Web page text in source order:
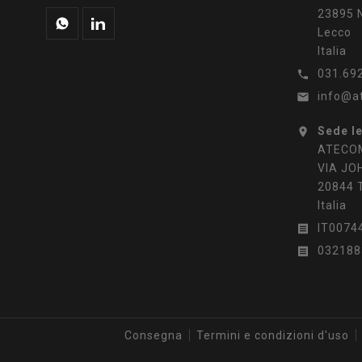
23895
Lecco
Italia



Sede
VIA
20844
Italia


Consegna Termini e condizioni d'uso